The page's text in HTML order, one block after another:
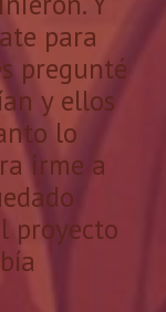
para
pregunté
y ellos
lo
irme a
proyecto